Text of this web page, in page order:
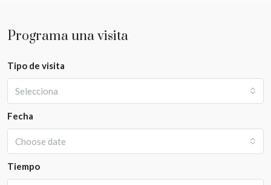
Programa una visita
Tipo de visita
Selecciona
Fecha
Choose date
Tiempo